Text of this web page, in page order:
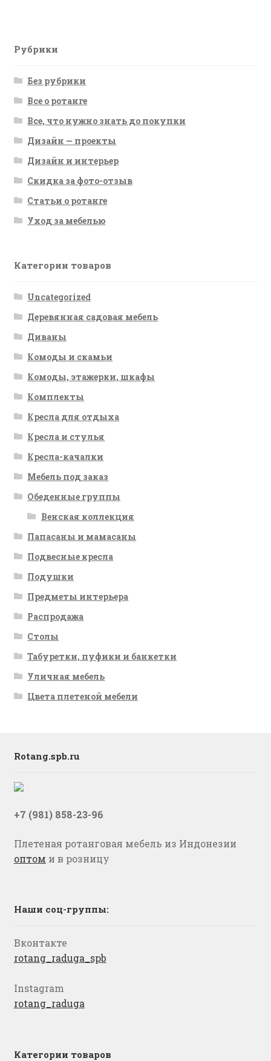
Рубрики
Без рубрики
Все о ротанге
Все, что нужно знать до покупки
Дизайн — проекты
Дизайн и интерьер
Скидка за фото-отзыв
Статьи о ротанге
Уход за мебелью
Категории товаров
Uncategorized
Деревянная садовая мебель
Диваны
Комоды и скамьи
Комоды, этажерки, шкафы
Комплекты
Кресла для отдыха
Кресла и стулья
Кресла-качалки
Мебель под заказ
Обеденные группы
Венская коллекция
Папасаны и мамасаны
Подвесные кресла
Подушки
Предметы интерьера
Распродажа
Столы
Табуретки, пуфики и банкетки
Уличная мебель
Цвета плетеной мебели
Rotang.spb.ru
+7 (981) 858-23-96
Плетеная ротанговая мебель из Индонезии
оптом и в розницу
Наши соц-группы:
Вконтакте
rotang_raduga_spb
Instagram
rotang_raduga
Категории товаров